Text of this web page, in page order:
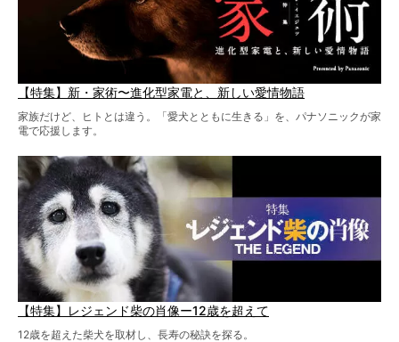
【特集】新・家術〜進化型家電と、新しい愛情物語
家族だけど、ヒトとは違う。「愛犬とともに生きる」を、パナソニックが家
電で応援します。
【特集】レジェンド柴の肖像ー12歳を超えて
12歳を超えた柴犬を取材し、長寿の秘訣を探る。